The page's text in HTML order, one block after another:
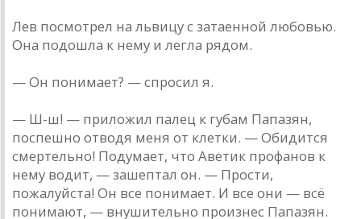
Лев посмотрел на львицу с затаенной любовью.
Она подошла к нему и легла рядом.
— Он понимает? — спросил я.
— Ш-ш! — приложил палец к губам Папазян,
поспешно отводя меня от клетки. — Обидится
смертельно! Подумает, что Аветик профанов к
нему водит, — зашептал он. — Прости,
пожалуйста! Он все понимает. И все они — всё
понимают, — внушительно произнес Папазян.